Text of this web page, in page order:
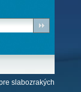
slabozrakých